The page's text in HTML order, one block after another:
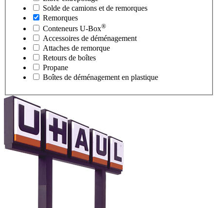
Solde de camions et de remorques
Remorques
Conteneurs U-Box®
Accessoires de déménagement
Attaches de remorque
Retours de boîtes
Propane
Boîtes de déménagement en plastique